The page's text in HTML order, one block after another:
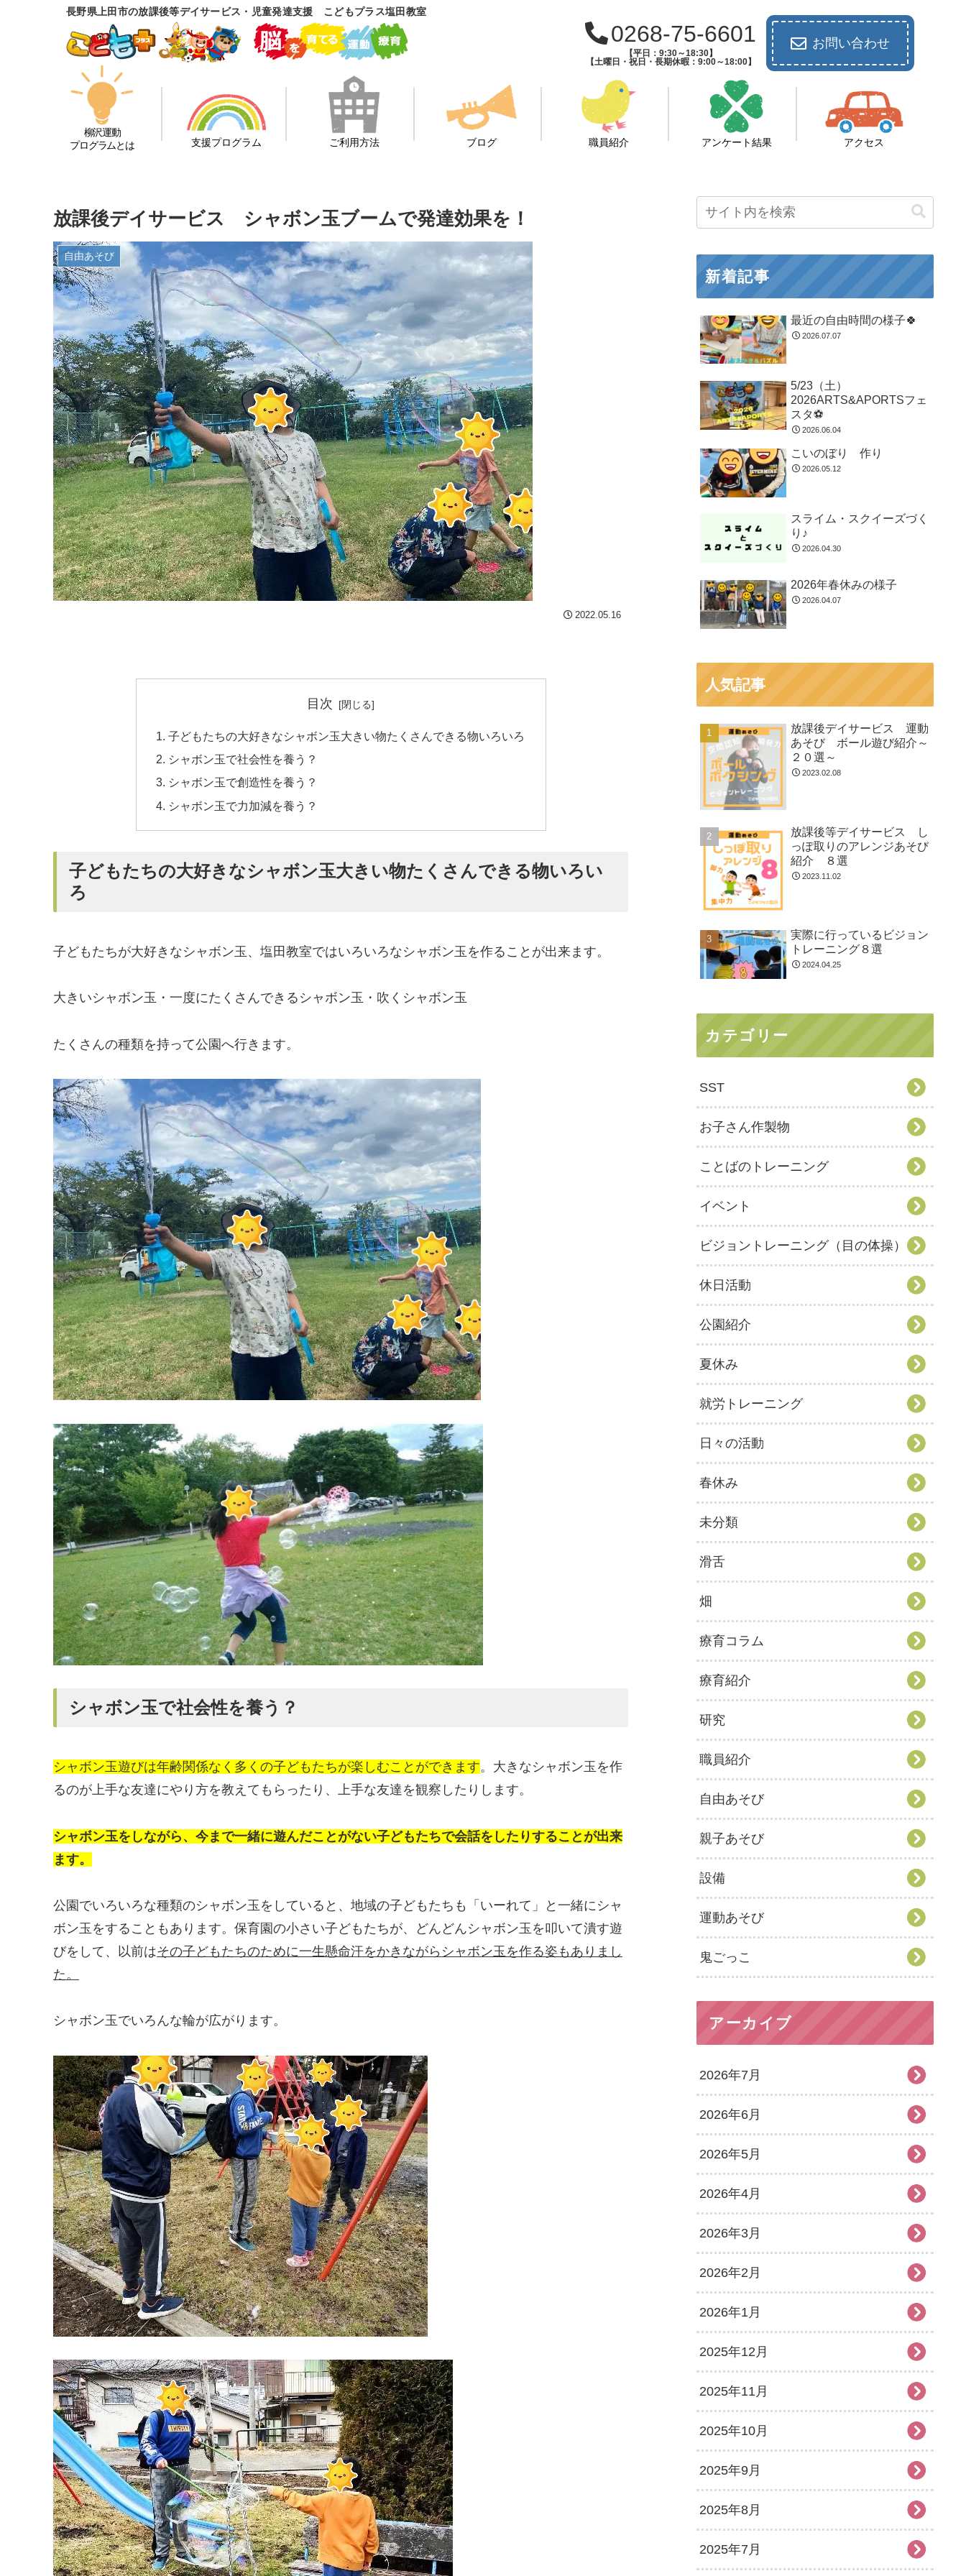
長野県上田市の放課後等デイサービス・児童発達支援 こどもプラス塩田教室
0268-75-6601
【平日：9:30～18:30】
【土曜日・祝日・長期休暇：9:00～18:00】
お問い合わせ
柳沢運動
プログラムとは
支援プログラム ご利用方法 ブログ 職員紹介 アンケート結果 アクセス
放課後デイサービス シャボン玉ブームで発達効果を！
自由あそび
2022.05.16
目次
子どもたちの大好きなシャボン玉大きい物たくさんできる物いろいろ
シャボン玉で社会性を養う？
シャボン玉で創造性を養う？
シャボン玉で力加減を養う？
子どもたちの大好きなシャボン玉大きい物たくさんできる物いろい
ろ
子どもたちが大好きなシャボン玉、塩田教室ではいろいろなシャボン玉を作ることが出来ます。
大きいシャボン玉・一度にたくさんできるシャボン玉・吹くシャボン玉
たくさんの種類を持って公園へ行きます。
シャボン玉で社会性を養う？
シャボン玉遊びは年齢関係なく多くの子どもたちが楽しむことができます。大きなシャボン玉を作
るのが上手な友達にやり方を教えてもらったり、上手な友達を観察したりします。
シャボン玉をしながら、今まで一緒に遊んだことがない子どもたちで会話をしたりすることが出来
ます。
公園でいろいろな種類のシャボン玉をしていると、地域の子どもたちも「いーれて」と一緒にシャ
ボン玉をすることもあります。保育園の小さい子どもたちが、どんどんシャボン玉を叩いて潰す遊
びをして、以前はその子どもたちのために一生懸命汗をかきながらシャボン玉を作る姿もありまし
た。
シャボン玉でいろんな輪が広がります。
新着記事
最近の自由時間の様子🍀
2026.07.07
5/23（土）
2026ARTS&APORTSフェ
スタ⚽
2026.06.04
こいのぼり 作り
2026.05.12
スライム・スクイーズづく
り♪
2026.04.30
2026年春休みの様子
2026.04.07
人気記事
放課後デイサービス 運動
あそび ボール遊び紹介～
２０選～
2023.02.08
放課後等デイサービス し
っぽ取りのアレンジあそび
紹介 ８選
2023.11.02
実際に行っているビジョン
トレーニング８選
2024.04.25
カテゴリー
SST
お子さん作製物
ことばのトレーニング
イベント
ビジョントレーニング（目の体操）
休日活動
公園紹介
夏休み
就労トレーニング
日々の活動
春休み
未分類
滑舌
畑
療育コラム
療育紹介
研究
職員紹介
自由あそび
親子あそび
設備
運動あそび
鬼ごっこ
アーカイブ
2026年7月
2026年6月
2026年5月
2026年4月
2026年3月
2026年2月
2026年1月
2025年12月
2025年11月
2025年10月
2025年9月
2025年8月
2025年7月